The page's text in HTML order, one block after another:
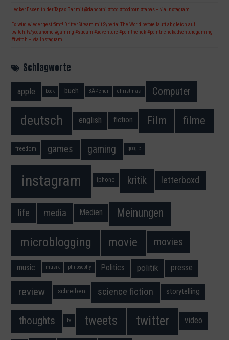
Lecker Essen in der Tapas Bar mit @dancorni #food #foodporn #tapas – via Instagram
Es wird wieder geströmt! Dritter Stream mit Syberia: The World before läuft ab gleich auf
twitch.tv/yodahome #gaming #stream #adventure #pointnclick #pointnclickadventuregaming
#twitch – via Instagram
Schlagworte
apple book buch BÃ¼cher christmas Computer
deutsch english fiction Film filme
freedom games gaming google
instagram iphone kritik letterboxd
life media Medien Meinungen
microblogging movie movies
music musik philosophy Politics politik presse
review schreiben science fiction storytelling
thoughts tv tweets twitter video